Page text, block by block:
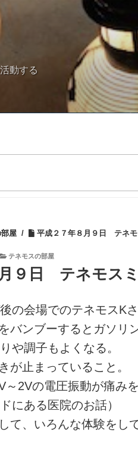
動する
屋 / 平成２７年８月９日 テネモ
テネモスの部屋
９日 テネモス
の会場でのテネモスK
バンブーするとガソリ
や調子もよくなる。
が止まっていること。
2Vの電圧振動が痛みを
にある医院のお話）
て、いろんな体験をし